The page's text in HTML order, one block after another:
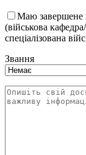
Маю завершене
(військова
спеціалізована
Звання